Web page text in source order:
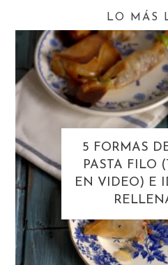
LO MÁS
5 FORMAS
PASTA FILO
EN VIDEO) E